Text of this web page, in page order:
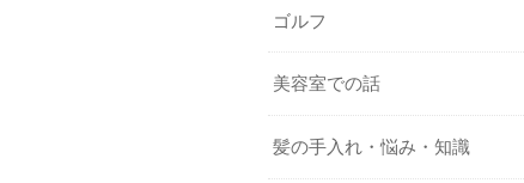
ゴルフ
美容室での話
髪の手入れ・悩み・知識